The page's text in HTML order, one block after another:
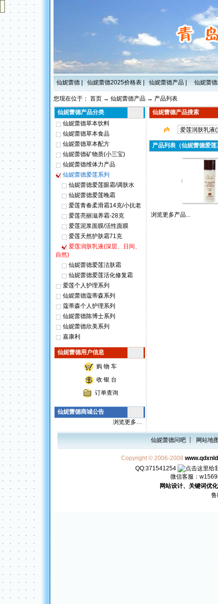
仙妮蕾德|仙妮蕾德2025价格表|仙妮蕾德产品|仙妮蕾德
您现在位于： 首页 → 仙妮蕾德产品 → 产品列表
仙妮蕾德产品分类
仙妮蕾德草本饮料
仙妮蕾德草本食品
仙妮蕾德草本配方
仙妮蕾德矿物质(小三宝)
仙妮蕾德维体力产品
仙妮蕾德爱莲系列
仙妮蕾德爱莲眼霜/调肤水
仙妮蕾德爱莲晚霜
爱莲青春柔滑霜14克/小抗老
爱莲亮丽滋养霜-28克
爱莲泥浆面膜/活性面膜
爱莲天然护肤霜71克
爱莲润肤乳液(深层、日间、
自然)
仙妮蕾德爱莲洁肤霜
仙妮蕾德爱莲活化修复霜
爱莲个人护理系列
仙妮蕾德蔻蒂森系列
蔻蒂森个人护理系列
仙妮蕾德陈博士系列
仙妮蕾德欣美系列
嘉康利
仙妮蕾德用户信息
购 物 车
收 银 台
订单查询
仙妮蕾德商城公告
浏览更多…
仙妮蕾德产品搜索
产品列表（仙妮蕾德爱
浏览更多产品...
仙妮蕾德问吧┋网站地
Copyright © 2006-2008
QQ:371541254
微信客服：
网站设计、关键词优